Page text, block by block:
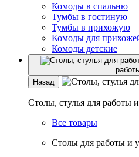
Комоды в спальню
Тумбы в гостиную
Тумбы в прихожую
Комоды для
Комоды детские
Назад
Столы, стулья для работы
Все товары
Столы для работы и